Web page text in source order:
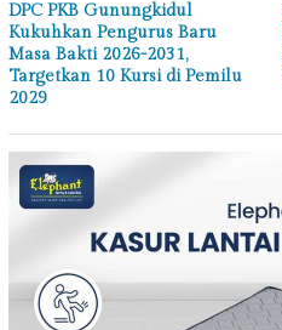
DPC PKB Gunungkidul
Kukuhkan Pengurus Baru
Masa Bakti 2026-2031,
Targetkan 10 Kursi di Pemilu
2029